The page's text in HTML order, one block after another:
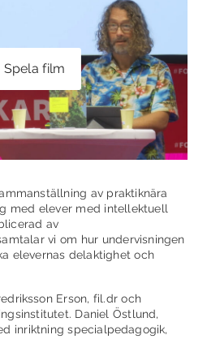
Spela film
av praktiknära
med elever med intellektuell
av
vi om hur undervisningen
elevernas delaktighet och
Erson, fil.dr och
Daniel Östlund,
inriktning specialpedagogik,